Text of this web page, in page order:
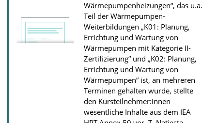
w
n
l
o
a
d
s
Wärmepumpenheizungen“, das u.a.
Teil der Wärmepumpen-
Weiterbildungen „K01: Planung,
Errichtung und Wartung von
Wärmepumpen mit Kategorie II-
Zertifizierung“ und „K02: Planung,
Errichtung und Wartung von
Wärmepumpen“ ist, an mehreren
Terminen gehalten wurde, stellte
den Kursteilnehmer:innen
wesentliche Inhalte aus dem IEA